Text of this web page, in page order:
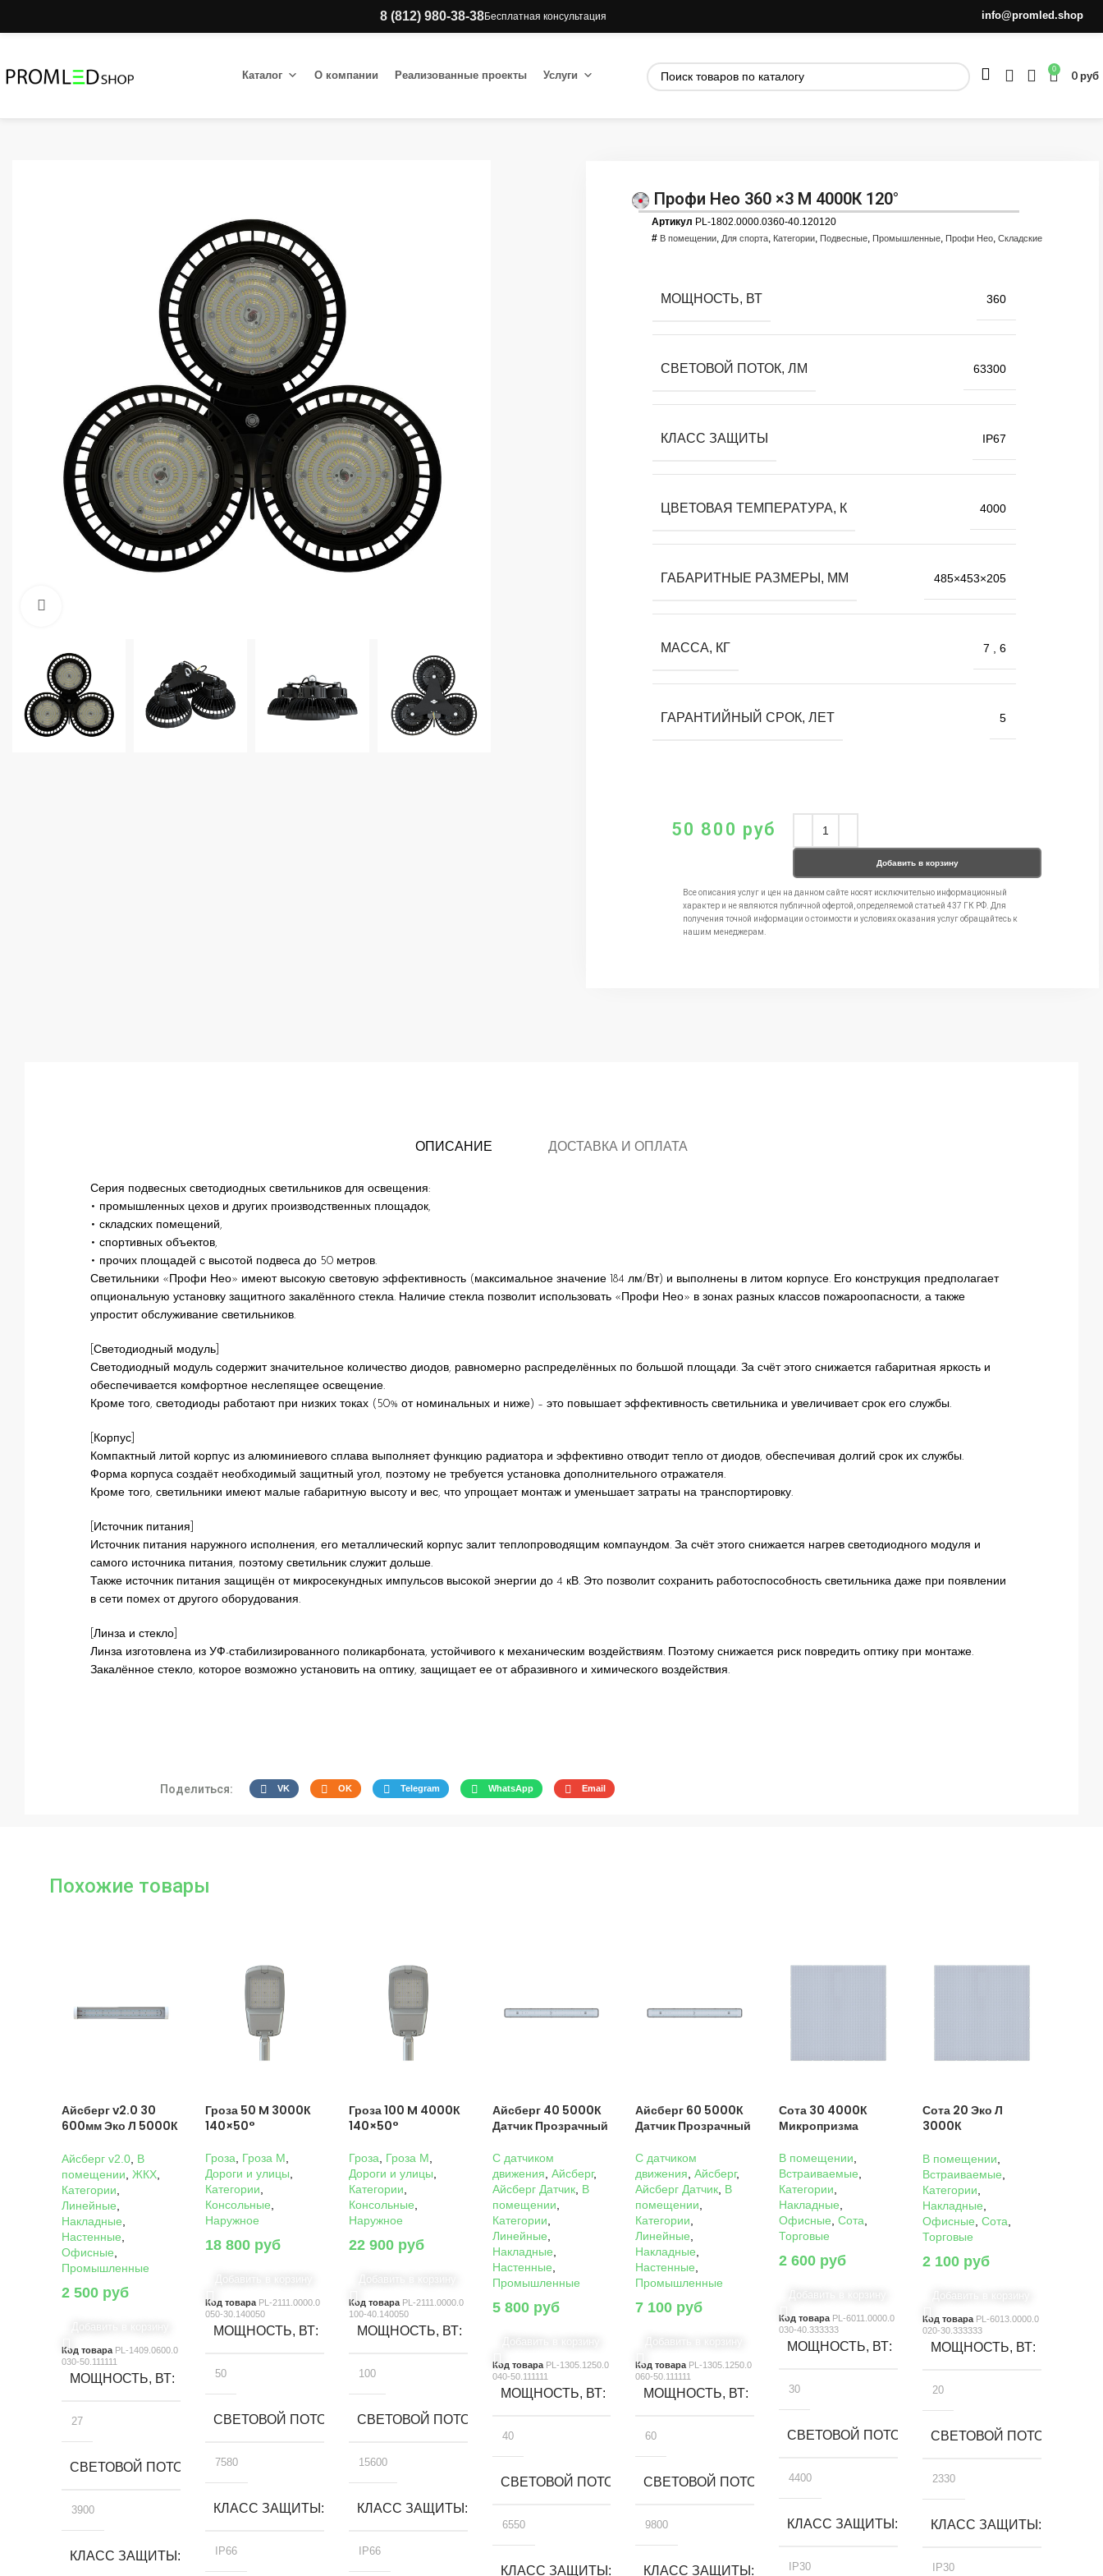
8 (812) 980-38-38Бесплатная консультация info@promled.shop
Каталог О компании Реализованные проекты Услуги 0 0руб
Профи Нео 360 ×3 M 4000К 120°
Артикул PL-1802.0000.0360-40.120120
# В помещении Для спорта Категории Подвесные Промышленные Профи Нео ,Складские
МОЩНОСТЬ, ВТ 360
СВЕТОВОЙ ПОТОК, ЛМ 63300
КЛАСС ЗАЩИТЫ IP67
ЦВЕТОВАЯ ТЕМПЕРАТУРА, К 4000
ГАБАРИТНЫЕ РАЗМЕРЫ, ММ 485×453×205
МАССА, КГ 7 ,6
ГАРАНТИЙНЫЙ СРОК, ЛЕТ 5
50 800 руб
Добавить в корзину
Все описания услуг и цен на данном сайте носят исключительно информационный
характер и не являются публичной офертой, определяемой статьей 437 ГК РФ. Для
получения точной информации о стоимости и условиях оказания услуг обращайтесь к
нашим менеджерам.
ОПИСАНИЕ ДОСТАВКА И ОПЛАТА
Серия подвесных светодиодных светильников для освещения:
• промышленных цехов и других производственных площадок,
• складских помещений,
• спортивных объектов,
• прочих площадей с высотой подвеса до 50 метров.
Светильники «Профи Нео» имеют высокую световую эффективность (максимальное значение 184 лм/Вт) и выполнены в литом корпусе. Его конструкция предполагает
опциональную установку защитного закалённого стекла. Наличие стекла позволит использовать «Профи Нео» в зонах разных классов пожароопасности, а также
упростит обслуживание светильников.
[Светодиодный модуль]
Светодиодный модуль содержит значительное количество диодов, равномерно распределённых по большой площади. За счёт этого снижается габаритная яркость и
обеспечивается комфортное неслепящее освещение.
Кроме того, светодиоды работают при низких токах (50% от номинальных и ниже) – это повышает эффективность светильника и увеличивает срок его службы.
[Корпус]
Компактный литой корпус из алюминиевого сплава выполняет функцию радиатора и эффективно отводит тепло от диодов, обеспечивая долгий срок их службы.
Форма корпуса создаёт необходимый защитный угол, поэтому не требуется установка дополнительного отражателя.
Кроме того, светильники имеют малые габаритную высоту и вес, что упрощает монтаж и уменьшает затраты на транспортировку.
[Источник питания]
Источник питания наружного исполнения, его металлический корпус залит теплопроводящим компаундом. За счёт этого снижается нагрев светодиодного модуля и
самого источника питания, поэтому светильник служит дольше.
Также источник питания защищён от микросекундных импульсов высокой энергии до 4 кВ. Это позволит сохранить работоспособность светильника даже при появлении
в сети помех от другого оборудования.
[Линза и стекло]
Линза изготовлена из УФ-стабилизированного поликарбоната, устойчивого к механическим воздействиям. Поэтому снижается риск повредить оптику при монтаже.
Закалённое стекло, которое возможно установить на оптику, защищает ее от абразивного и химического воздействия.
Поделиться: VK OK Telegram WhatsApp Email
Похожие товары
Айсберг v2.0 30
600мм Эко Л 5000К
Айсберг v2.0 В
помещении ЖКХ
Категории
Линейные
Накладные
Настенные
Офисные
Промышленные
2 500 руб
Код товара PL-1409.0600.0
030-50.111111
МОЩНОСТЬ, ВТ
27
СВЕТОВОЙ ПОТОК, ЛМ
3900
КЛАСС ЗАЩИТЫ
Гроза 50 M 3000К
140×50°
Гроза Гроза M
Дороги и улицы
Категории
Консольные
Наружное
18 800 руб
Код товара PL-2111.0000.0
050-30.140050
МОЩНОСТЬ, ВТ
50
СВЕТОВОЙ ПОТОК, ЛМ
7580
КЛАСС ЗАЩИТЫ
IP66
Гроза 100 M 4000К
140×50°
Гроза Гроза M
Дороги и улицы
Категории
Консольные
Наружное
22 900 руб
Код товара PL-2111.0000.0
100-40.140050
МОЩНОСТЬ, ВТ
100
СВЕТОВОЙ ПОТОК, ЛМ
15600
КЛАСС ЗАЩИТЫ
IP66
Айсберг 40 5000К
Датчик Прозрачный
C датчиком
движения Айсберг,
Айсберг Датчик, В
помещении
Категории
Линейные
Накладные
Настенные
Промышленные
5 800 руб
Код товара PL-1305.1250.0
040-50.111111
МОЩНОСТЬ, ВТ
40
СВЕТОВОЙ ПОТОК, ЛМ
6550
КЛАСС ЗАЩИТЫ
Айсберг 60 5000К
Датчик Прозрачный
C датчиком
движения ,Айсберг,
Айсберг Датчик В
помещении
Категории
Линейные
Накладные
Настенные
Промышленные
7 100 руб
Код товара PL-1305.1250.0
060-50.111111
МОЩНОСТЬ, ВТ
60
СВЕТОВОЙ ПОТОК, ЛМ
9800
КЛАСС ЗАЩИТЫ
Сота 30 4000К
Микропризма
В помещении
Встраиваемые
Категории
Накладные
Офисные ,Сота
Торговые
2 600 руб
Код товара PL-6011.0000.0
030-40.333333
МОЩНОСТЬ, ВТ
30
СВЕТОВОЙ ПОТОК, ЛМ
4400
КЛАСС ЗАЩИТЫ
IP30
Сота 20 Эко Л
3000К
В помещении
Встраиваемые
Категории
Накладные
Офисные ,Сота
Торговые
2 100 руб
Код товара PL-6013.0000.0
020-30.333333
МОЩНОСТЬ, ВТ
20
СВЕТОВОЙ ПОТОК, ЛМ
2330
КЛАСС ЗАЩИТЫ
IP30